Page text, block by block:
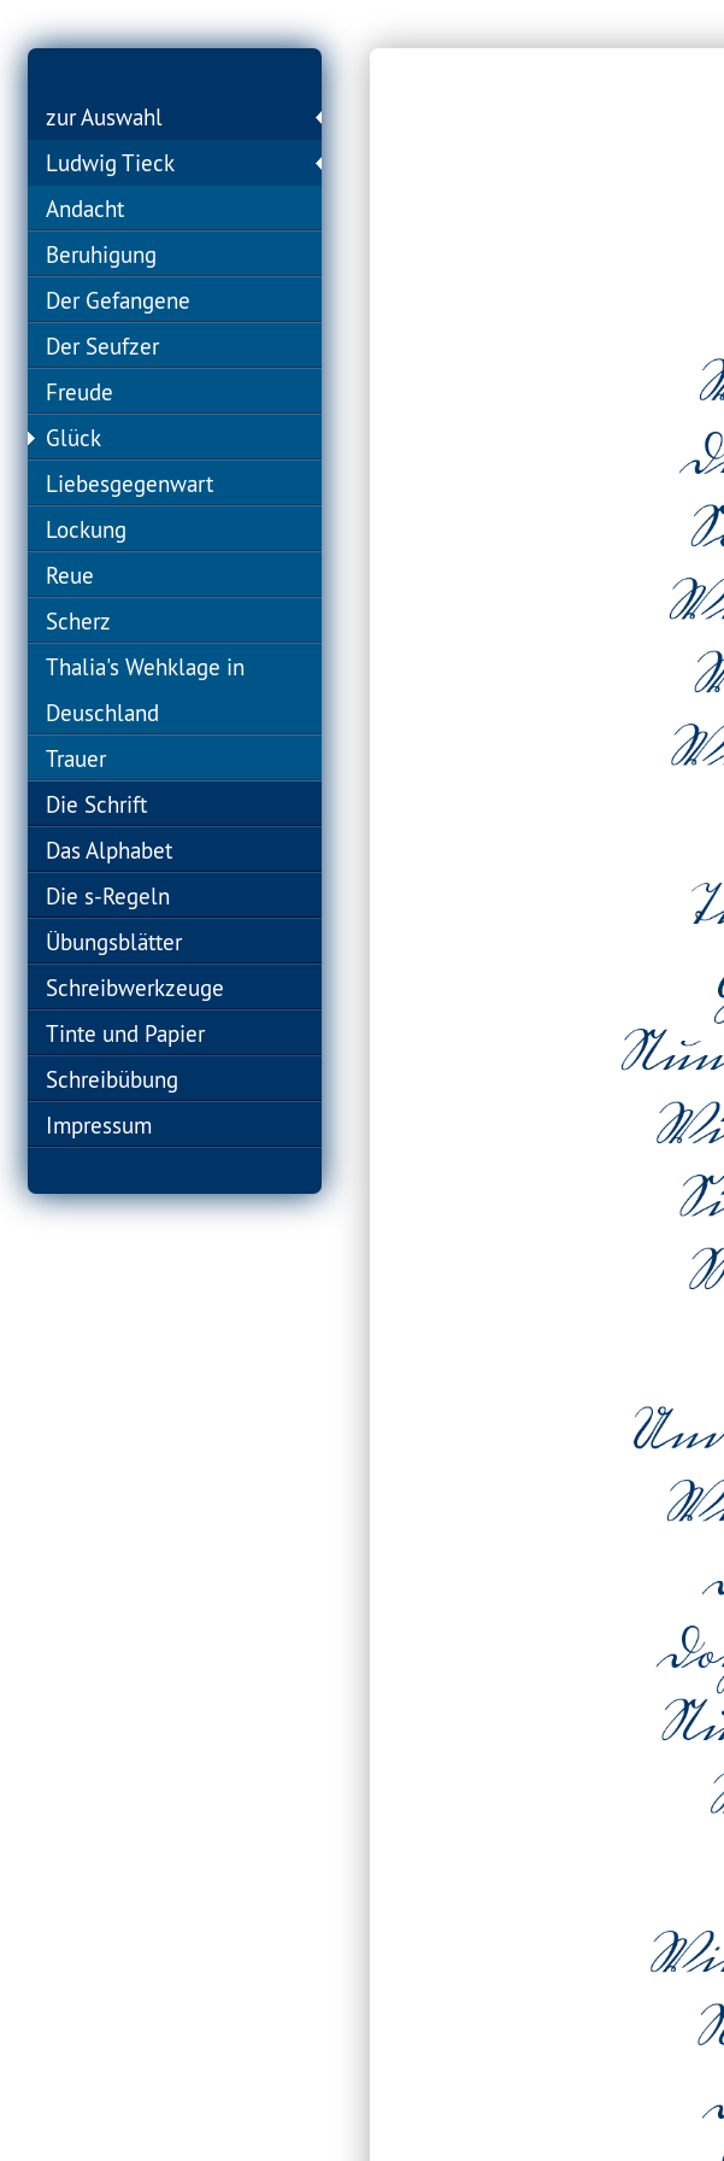
zur Auswahl
Ludwig Tieck
Andacht
Beruhigung
Der Gefangene
Der Seufzer
Freude
Glück
Liebesgegenwart
Lockung
Reue
Scherz
Thalia's Wehklage in
Deuschland
Trauer
Die Schrift
Das Alphabet
Die s-Regeln
Übungsblätter
Schreibwerkzeuge
Tinte und Papier
Schreibübung
Impressum